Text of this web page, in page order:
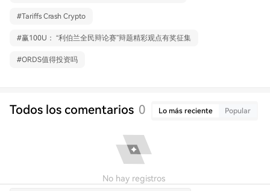
#Tariffs Crash Crypto
#赢100U： “利伯兰全民辩论赛”辩题精彩观点有奖征集
#ORDS值得投资吗
Todos los comentarios 0 Lo más reciente Popular
No hay registros